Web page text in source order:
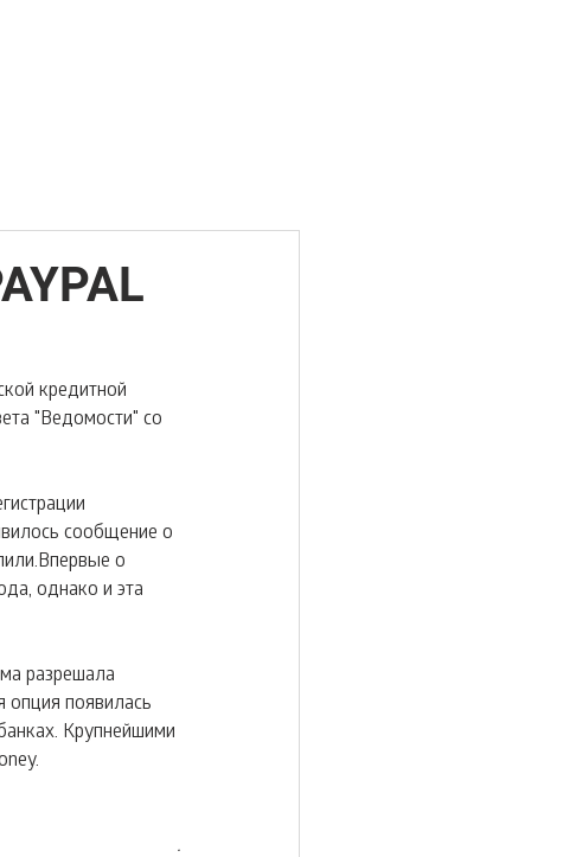
кредитной
"Ведомости" со
сообщение о
о
однако и эта
разрешала
опция появилась
Крупнейшими
.